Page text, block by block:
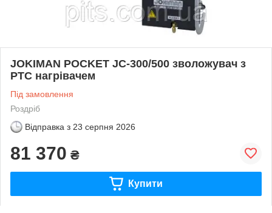
JOKIMAN POCKET JC-300/500 зволожувач з
РТС нагрівачем
Під замовлення
Роздріб
Відправка з 23 серпня 2026
81 370 ₴
Купити